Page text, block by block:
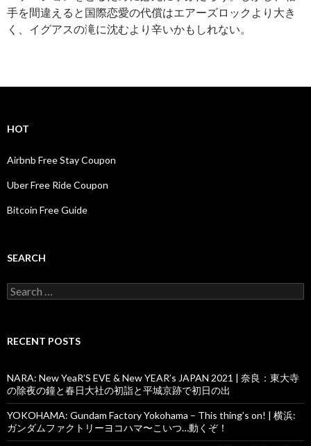
手を間違えると国際恋愛の代償はエアーズロックより大き
く、イグアスの滝に沈むより辛いかもしれない。
HOT
Airbnb Free Stay Coupon
Uber Free Ride Coupon
Bitcoin Free Guide
SEARCH
Search
for:
RECENT POSTS
NARA: New YeaR’S EVE & New YEAR’s JAPAN 2021 | 奈良：東大寺
の除夜の鐘と春日大社の初詣と平城京跡で初日の出
YOKOHAMA: Gundam Factory Yokohama – This thing’s on! | 横浜:
ガンダムファクトリーヨコハマ〜こいつ…動くぞ！